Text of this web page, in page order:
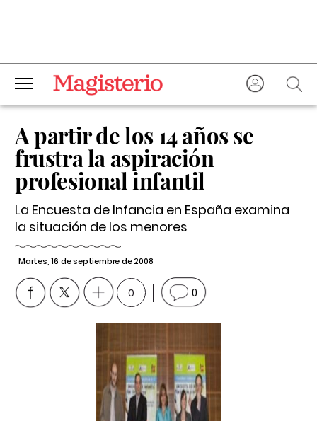
A partir de los 14 años se
frustra la aspiración
profesional infantil
La Encuesta de Infancia en España examina
la situación de los menores
Martes, 16 de septiembre de 2008
0 0